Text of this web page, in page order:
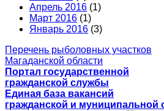
Апрель 2016 (1)
Март 2016 (1)
Январь 2016 (3)
Перечень рыболовных участков
Магаданской области
Портал государственной
гражданской службы
Единая база вакансий
гражданской и муниципальной